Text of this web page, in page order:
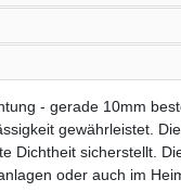
- gerade 10mm
gewährleistet.
Dichtheit sicherstellt.
oder auch im